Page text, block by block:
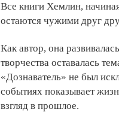
Все книги Хемлин,
остаются чужими друг
Как автор, она
творчества оставалась
«Дознаватель» не был
событиях показывает
взгляд в прошлое.